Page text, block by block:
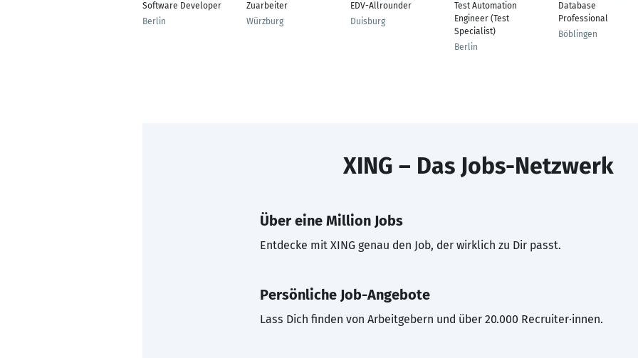
Software Developer
Berlin
Zuarbeiter
Würzburg
EDV-Allrounder
Duisburg
Test Automation
Engineer (Test
Specialist)
Berlin
Database
Professional
Böblingen
XING – Das Jobs-Netzwerk
Über eine Million Jobs
Entdecke mit XING genau den Job, der wirklich zu Dir passt.
Persönliche Job-Angebote
Lass Dich finden von Arbeitgebern und über 20.000 Recruiter·innen.